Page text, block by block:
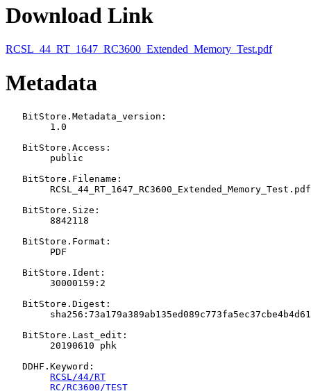
Download Link
RCSL_44_RT_1647_RC3600_Extended_Memory_Test.pdf
Metadata
   BitStore.Metadata_version:
   BitStore.Access:
   BitStore.Filename:
   BitStore.Size:
   BitStore.Format:
   BitStore.Ident:
   BitStore.Digest:
   BitStore.Last_edit:
   DDHF.Keyword:
RCSL/44/RT
RC/RC3600/TEST